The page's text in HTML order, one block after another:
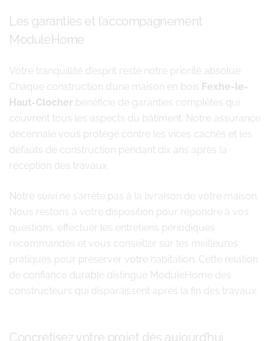
Les garanties et l’accompagnement
ModuleHome
Votre tranquillité d’esprit reste notre priorité absolue.
Chaque construction d’une maison en bois Fexhe-le-
Haut-Clocher bénéficie de garanties complètes qui
couvrent tous les aspects du bâtiment. Notre assurance
décennale vous protège contre les vices cachés et les
défauts de construction pendant dix ans après la
réception des travaux.
Notre suivi ne s’arrête pas à la livraison de votre maison.
Nous restons à votre disposition pour répondre à vos
questions, effectuer les entretiens périodiques
recommandés et vous conseiller sur les meilleures
pratiques pour préserver votre habitation. Cette relation
de confiance durable distingue ModuleHome des
constructeurs qui disparaissent après la fin des travaux.
Concrétisez votre projet dès aujourd’hui